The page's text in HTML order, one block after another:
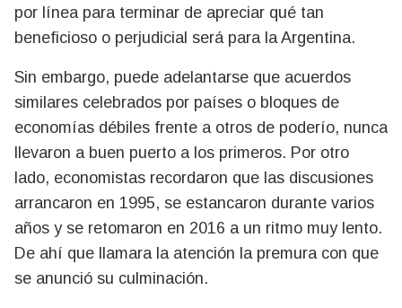
por línea para terminar de apreciar qué tan
beneficioso o perjudicial será para la Argentina.
Sin embargo, puede adelantarse que acuerdos
similares celebrados por países o bloques de
economías débiles frente a otros de poderío, nunca
llevaron a buen puerto a los primeros. Por otro
lado, economistas recordaron que las discusiones
arrancaron en 1995, se estancaron durante varios
años y se retomaron en 2016 a un ritmo muy lento.
De ahí que llamara la atención la premura con que
se anunció su culminación.